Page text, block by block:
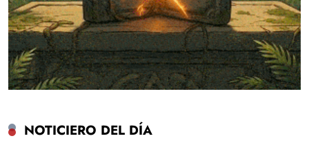
NOTICIERO DEL DÍA